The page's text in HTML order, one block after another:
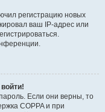
регистрацию новых
ваш IP-адрес или
Если они верны, то
COPPA и при